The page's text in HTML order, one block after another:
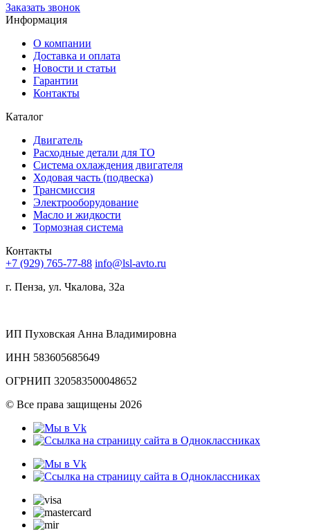
Заказать звонок
Информация
О компании
Доставка и оплата
Новости и статьи
Гарантии
Контакты
Каталог
Двигатель
Расходные детали для ТО
Система охлаждения двигателя
Ходовая часть (подвеска)
Трансмиссия
Электрооборудование
Масло и жидкости
Тормозная система
Контакты
+7 (929) 765-77-88 info@lsl-avto.ru
г. Пенза, ул. Чкалова, 32а
ИП Пуховская Анна Владимировна
ИНН 583605685649
ОГРНИП 320583500048652
© Все права защищены 2026